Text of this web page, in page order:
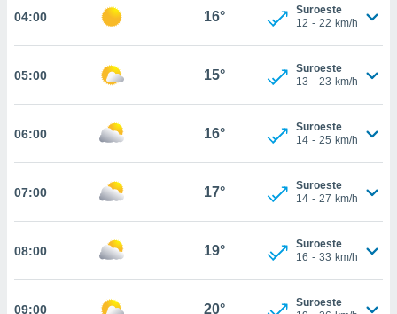
la
todas
nuestros
análisis
así como
en
CONTINUAR
04:00 16°
Suroeste
12 - 22 km/h
05:00 15°
Suroeste
13 - 23 km/h
06:00 16°
Suroeste
14 - 25 km/h
07:00 17°
Suroeste
14 - 27 km/h
08:00 19°
Suroeste
16 - 33 km/h
09:00 20°
Suroeste